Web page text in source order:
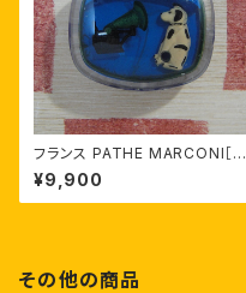
フランス PATHE MARCONI［パ
テ・マルコーニ］音楽レコード会
社 動くニッパー犬 ブルボンキー
ホルダー
¥9,900
その他の商品